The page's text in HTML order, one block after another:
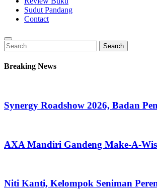
Sudut Pandang
Contact
Search
for:
Search
Breaking News
Synergy Roadshow 2026, Badan
AXA Mandiri Gandeng Make-A-
Niti Kanti, Kelompok Seniman